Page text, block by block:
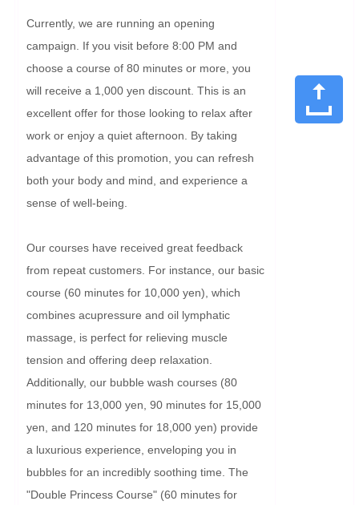
Currently, we are running an opening
campaign. If you visit before 8:00 PM and
choose a course of 80 minutes or more, you
will receive a 1,000 yen discount. This is an
excellent offer for those looking to relax after
work or enjoy a quiet afternoon. By taking
advantage of this promotion, you can refresh
both your body and mind, and experience a
sense of well-being.
Our courses have received great feedback
from repeat customers. For instance, our basic
course (60 minutes for 10,000 yen), which
combines acupressure and oil lymphatic
massage, is perfect for relieving muscle
tension and offering deep relaxation.
Additionally, our bubble wash courses (80
minutes for 13,000 yen, 90 minutes for 15,000
yen, and 120 minutes for 18,000 yen) provide
a luxurious experience, enveloping you in
bubbles for an incredibly soothing time. The
"Double Princess Course" (60 minutes for